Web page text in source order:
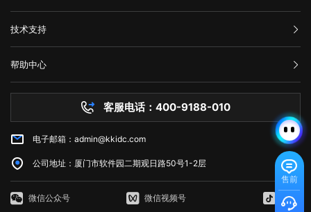
售前
购买流程
服务条款
公司介绍
举报中心
隐私声明
技术支持
网站备案
技术文档
帮助中心
服务器问题
市场资讯
客服电话：400-9188-010
电子邮箱：admin@kkidc.com
公司地址：厦门市软件园二期观日路50号1-2层
微信公众号 微信视频号 抖音